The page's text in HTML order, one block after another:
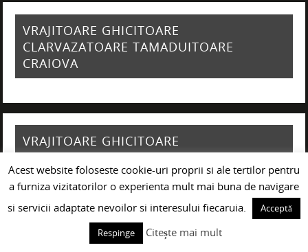
VRAJITOARE GHICITOARE
CLARVAZATOARE TAMADUITOARE
CRAIOVA
VRAJITOARE GHICITOARE
CLARVAZATOARE TAMADUITOARE
BRASOV
Acest website foloseste cookie-uri proprii si ale tertilor pentru
a furniza vizitatorilor o experienta mult mai buna de navigare
si servicii adaptate nevoilor si interesului fiecaruia.
Acceptă
Respinge
Citește mai mult